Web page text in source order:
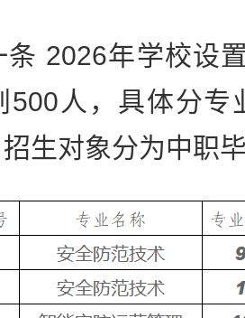
2026年学校设置
500人，具体分专
生对象分为中职